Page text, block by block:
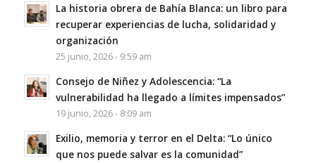
La historia obrera de Bahía Blanca: un libro para
recuperar experiencias de lucha, solidaridad y
organización
25 junio, 2026 - 9:59 am
Consejo de Niñez y Adolescencia: “La
vulnerabilidad ha llegado a límites impensados”
19 junio, 2026 - 8:09 am
Exilio, memoria y terror en el Delta: “Lo único
que nos puede salvar es la comunidad”